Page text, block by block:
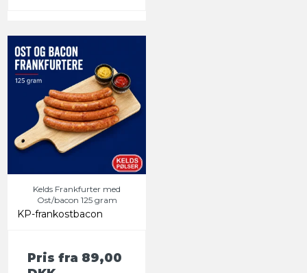
Kelds Frankfurter med
Ost/bacon 125 gram
KP-frankostbacon
Pris fra 89,00